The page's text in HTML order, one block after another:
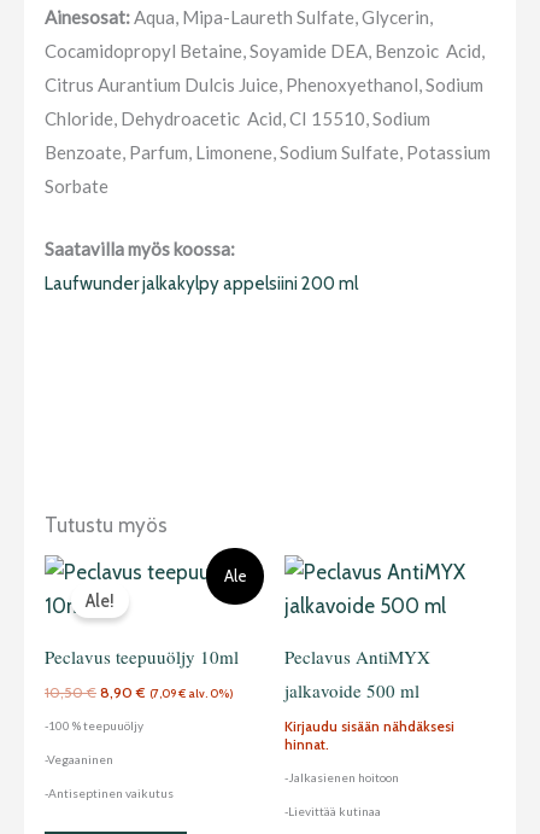
Ainesosat: Aqua, Mipa-Laureth Sulfate, Glycerin,
Cocamidopropyl Betaine, Soyamide DEA, Benzoic Acid,
Citrus Aurantium Dulcis Juice, Phenoxyethanol, Sodium
Chloride, Dehydroacetic Acid, CI 15510, Sodium
Benzoate, Parfum, Limonene, Sodium Sulfate, Potassium
Sorbate
Saatavilla myös koossa:
Laufwunder jalkakylpy appelsiini 200 ml
Tutustu myös
Ale
Ale!
Peclavus teepuuöljy 10ml
10,50€
Alkuperäinen
hinta
oli:
10,50 €.
8,90€
Nykyinen
hinta
(7,09€ alv. 0%)
-100 % teepuuöljy
-Vegaaninen
-Antiseptinen vaikutus
Peclavus AntiMYX
jalkavoide 500 ml
Kirjaudu sisään nähdäksesi
hinnat.
-Jalkasienen hoitoon
-Lievittää kutinaa